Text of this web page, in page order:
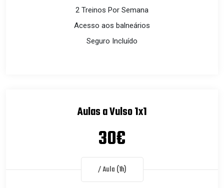
2 Treinos Por Semana
Acesso aos balneários
Seguro Incluído
Aulas a Vulso 1x1
30€
/ Aula (1h)